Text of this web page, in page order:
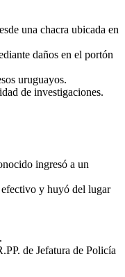
una chacra ubicada en
daños en el portón
uruguayos.
de investigaciones.
ingresó a un
y huyó del lugar
de Jefatura de Policía